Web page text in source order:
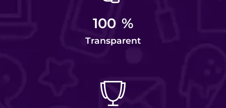
100 %
Transparent